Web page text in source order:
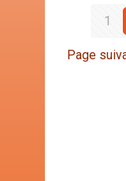
1
Page